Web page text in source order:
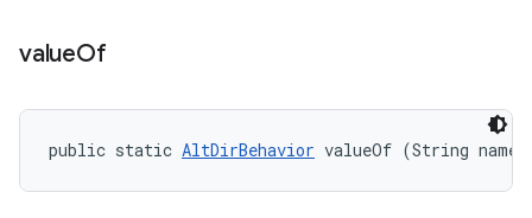
valueOf
public static AltDirBehavior valueOf (String name)